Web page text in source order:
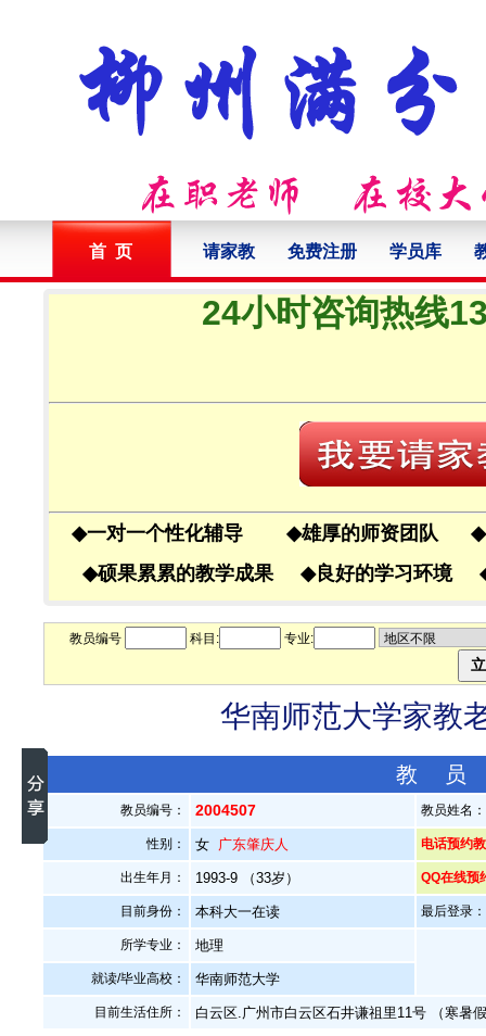
首 页 请家教 免费注册 学员库
24小时咨询热线
◆一对一个性化辅导 ◆雄厚的师资团队 ◆
◆硕果累累的教学成果 ◆良好的学习环境
教员编号 科目: 专业:
华南师范大学家教
教
教员编号： 2004507 教员姓名
性别： 女 广东肇庆人 电话预约
出生年月： 1993-9 （33岁） QQ在线预
目前身份： 本科大一在读 最后登录
所学专业： 地理
就读/毕业高校： 华南师范大学
目前生活住所： 白云区.广州市白云区石井谦祖里11号 （寒暑